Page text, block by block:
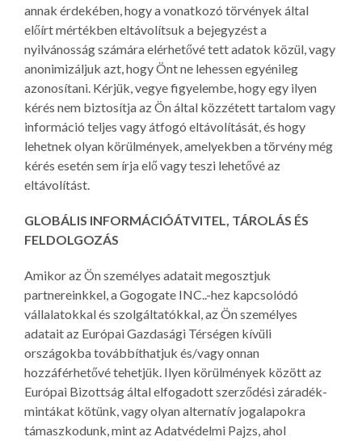
annak érdekében, hogy a vonatkozó törvények által
előírt mértékben eltávolítsuk a bejegyzést a
nyilvánosság számára elérhetővé tett adatok közül, vagy
anonimizáljuk azt, hogy Önt ne lehessen egyénileg
azonosítani. Kérjük, vegye figyelembe, hogy egy ilyen
kérés nem biztosítja az Ön által közzétett tartalom vagy
információ teljes vagy átfogó eltávolítását, és hogy
lehetnek olyan körülmények, amelyekben a törvény még
kérés esetén sem írja elő vagy teszi lehetővé az
eltávolítást.
GLOBÁLIS INFORMÁCIÓÁTVITEL, TÁROLÁS ÉS
FELDOLGOZÁS
Amikor az Ön személyes adatait megosztjuk
partnereinkkel, a Gogogate INC..-hez kapcsolódó
vállalatokkal és szolgáltatókkal, az Ön személyes
adatait az Európai Gazdasági Térségen kívüli
országokba továbbíthatjuk és/vagy onnan
hozzáférhetővé tehetjük. Ilyen körülmények között az
Európai Bizottság által elfogadott szerződési záradék-
mintákat kötünk, vagy olyan alternatív jogalapokra
támaszkodunk, mint az Adatvédelmi Pajzs, ahol